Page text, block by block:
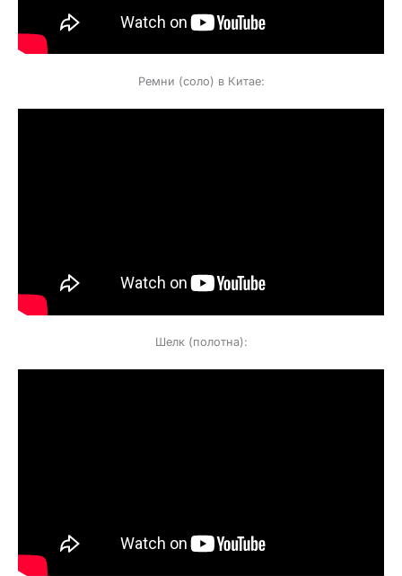
Ремни (соло) в Китае:
Шелк (полотна):